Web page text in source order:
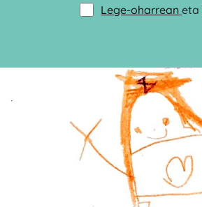
Lege-oharreaneta